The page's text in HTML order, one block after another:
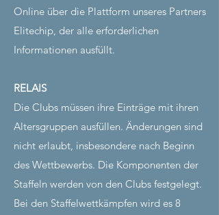
Online über die Plattform unseres Partners
Elitechip, der alle erforderlichen
Informationen ausfüllt.
RELAIS
Die Clubs müssen ihre Einträge mit ihren
Altersgruppen ausfüllen. Änderungen sind
nicht erlaubt, insbesondere nach Beginn
des Wettbewerbs. Die Komponenten der
Staffeln werden von den Clubs festgelegt.
Bei den Staffelwettkämpfen wird es 8